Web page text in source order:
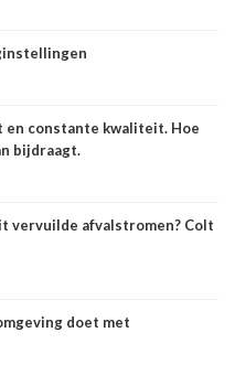
constante kwaliteit. Hoe
bijdraagt.
vervuilde afvalstromen? Colt
doet met